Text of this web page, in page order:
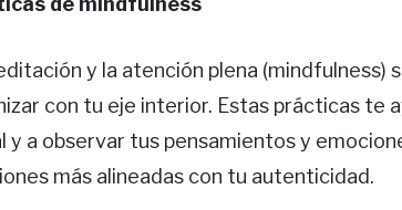
y la atención plena (mindfulness)
con tu eje interior. Estas prácticas te
y a observar tus pensamientos y
más alineadas con tu autenticidad.